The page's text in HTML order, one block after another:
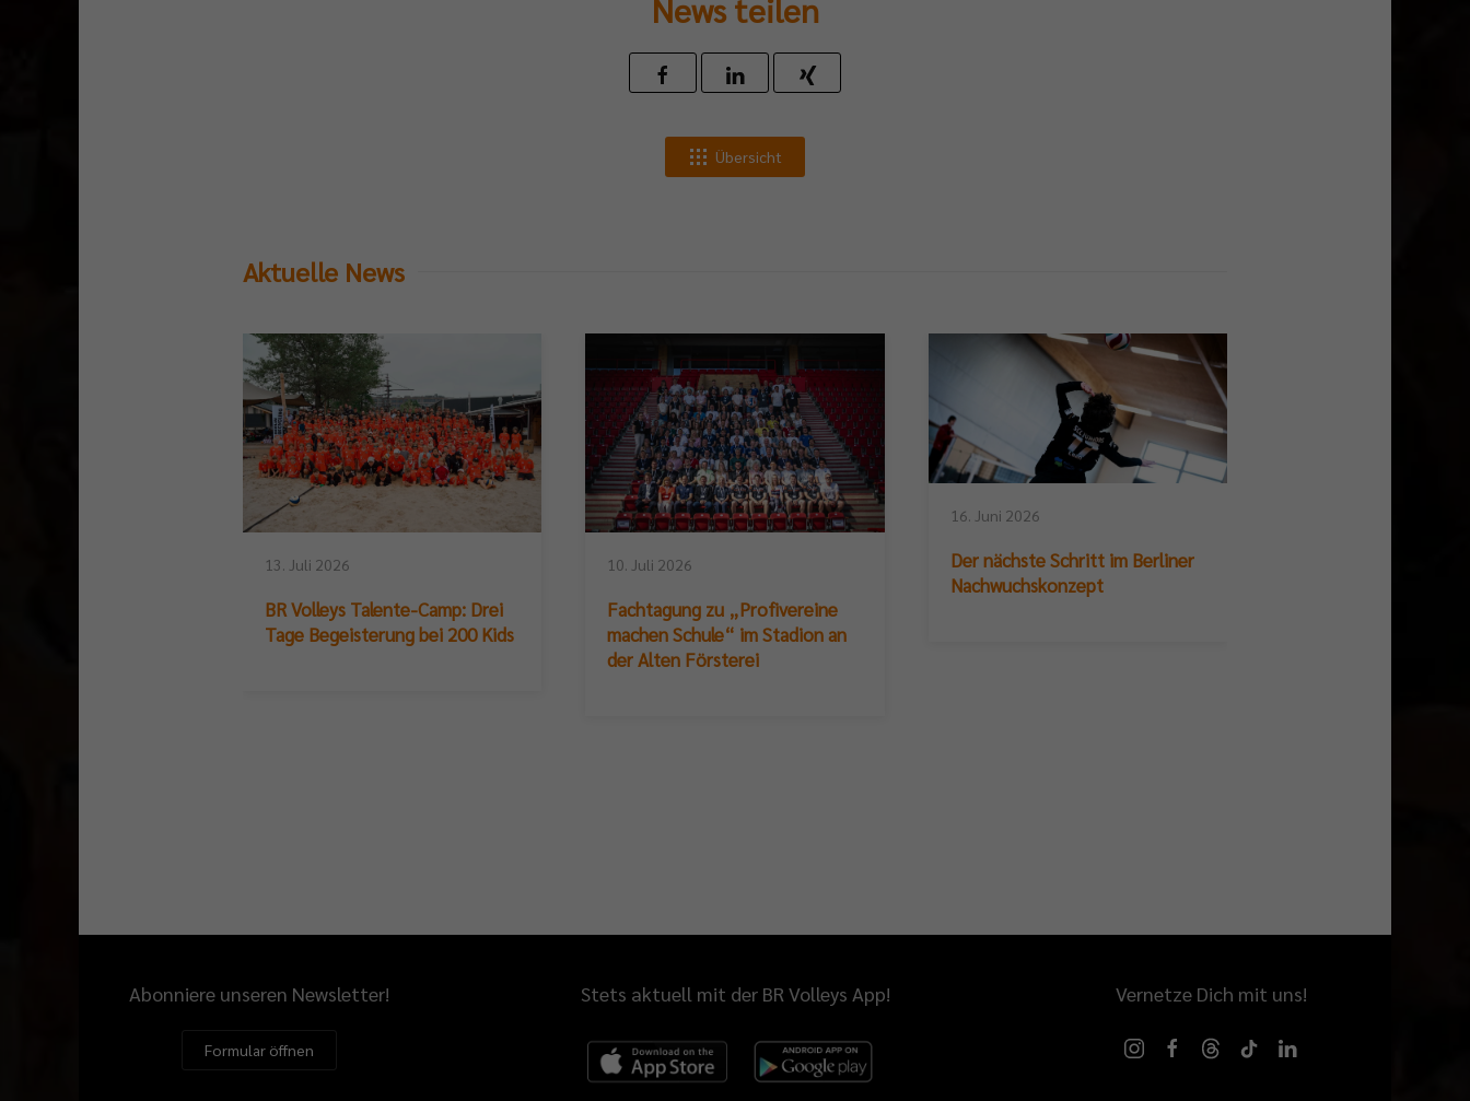
News teilen
Übersicht
Aktuelle News
13. Juli 2026
BR Volleys Talente-Camp: Drei
Tage Begeisterung bei 200 Kids
10. Juli 2026
Fachtagung zu „Profivereine
machen Schule“ im Stadion an
der Alten Försterei
16. Juni 2026
Der nächste Schritt im Berliner
Nachwuchskonzept
Abonniere unseren Newsletter!
Formular öffnen
Stets aktuell mit der BR Volleys App! Vernetze Dich mit uns!